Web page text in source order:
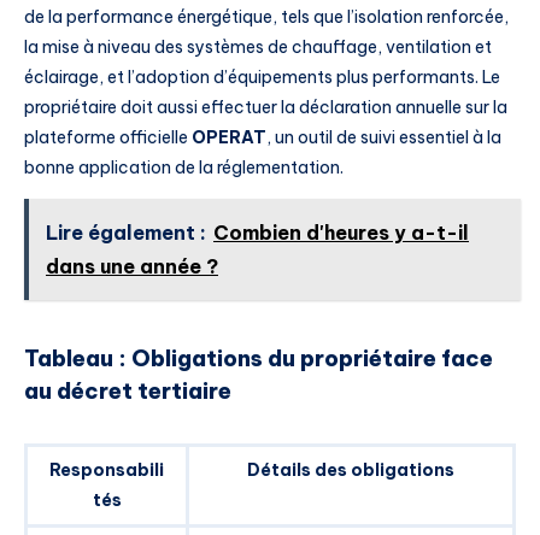
de la performance énergétique, tels que l’isolation renforcée,
la mise à niveau des systèmes de chauffage, ventilation et
éclairage, et l’adoption d’équipements plus performants. Le
propriétaire doit aussi effectuer la déclaration annuelle sur la
plateforme officielle OPERAT, un outil de suivi essentiel à la
bonne application de la réglementation.
Lire également : Combien d'heures y a-t-il
dans une année ?
Tableau : Obligations du propriétaire face
au décret tertiaire
Responsabili
tés
Détails des obligations